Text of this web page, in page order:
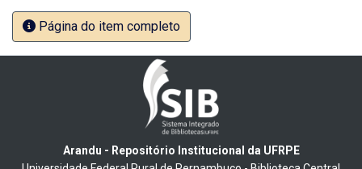
Página do item completo
Arandu - Repositório Institucional da UFRPE